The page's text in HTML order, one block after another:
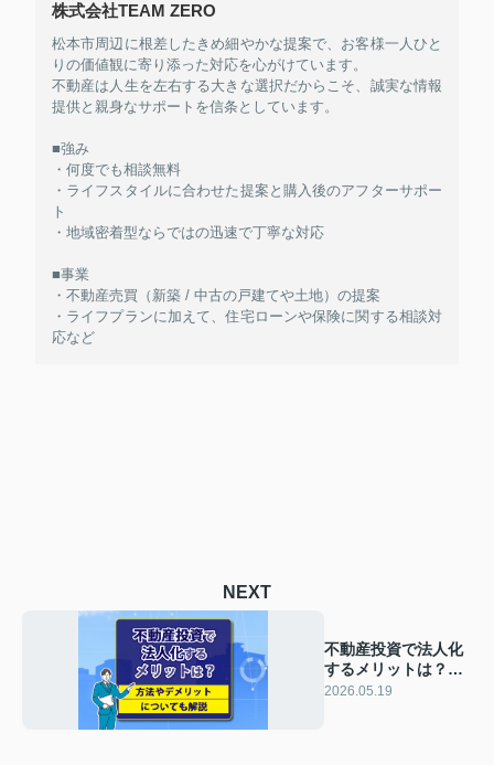
株式会社TEAM ZERO
松本市周辺に根差したきめ細やかな提案で、お客様一人ひと
りの価値観に寄り添った対応を心がけています。
不動産は人生を左右する大きな選択だからこそ、誠実な情報
提供と親身なサポートを信条としています。
■強み
・何度でも相談無料
・ライフスタイルに合わせた提案と購入後のアフターサポー
ト
・地域密着型ならではの迅速で丁寧な対応
■事業
・不動産売買（新築 / 中古の戸建てや土地）の提案
・ライフプランに加えて、住宅ローンや保険に関する相談対
応など
NEXT
不動産投資で法人化
するメリットは？方
法やデメリットにつ
2026.05.19